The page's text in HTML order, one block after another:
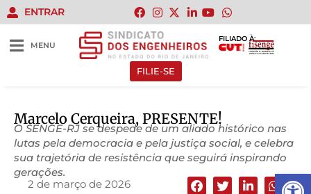
Abrir
ENTRAR
MENU
FILIADO À:
FILIE-SE
Marcelo Cerqueira, PRESENTE!
O SENGE-RJ se despede de um aliado histórico nas
lutas pela democracia e pela justiça social, e celebra
sua trajetória de resistência que seguirá inspirando
gerações.
2 de março de 2026